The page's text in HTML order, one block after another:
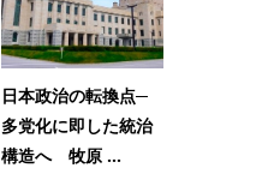
日本政治の転換点─
多党化に即した統治
構造へ 牧原 ...